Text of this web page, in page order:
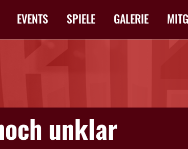
EVENTS SPIELE GALERIE
unklar